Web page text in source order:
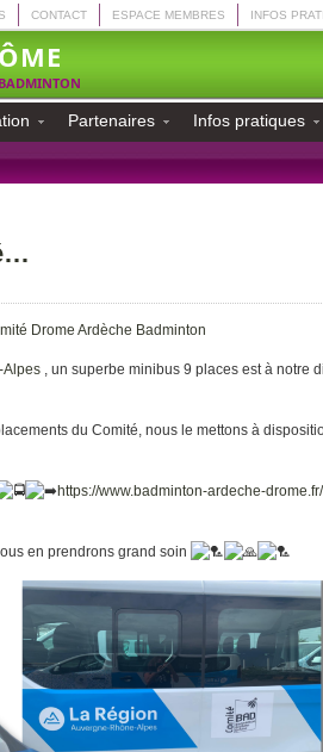
CONTACT ESPACE MEMBRES INFOS
Partenaires Infos pratiques
Drome Ardèche Badminton
Alpes , un superbe minibus 9 places est à notre
du Comité, nous le mettons à
https://www.badminton-ardeche-
en prendrons grand soin